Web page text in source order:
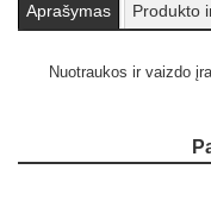
Aprašymas Produkto
Nuotraukos ir vaizdo